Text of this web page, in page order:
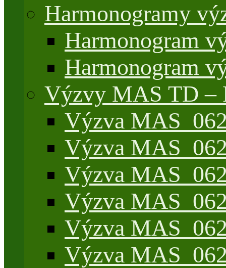
Harmonogramy
Harmonogram
Harmonogram
Výzvy MAS TD –
Výzva
Výzva
Výzva
Výzva
Výzva
Výzva